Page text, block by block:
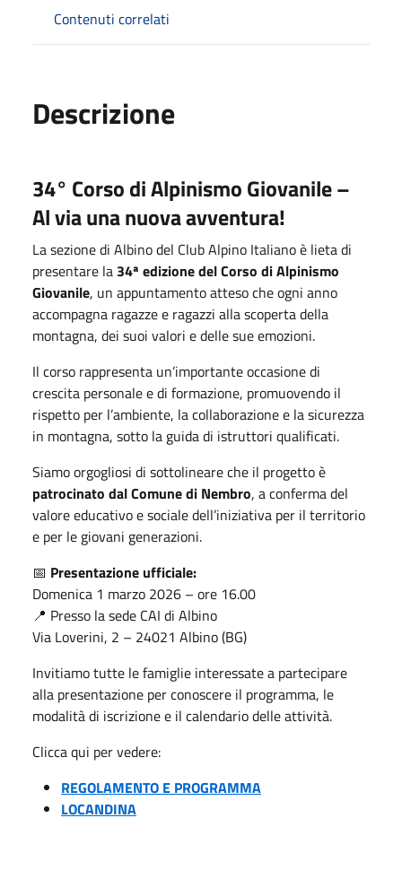
Contenuti correlati
Descrizione
34° Corso di Alpinismo Giovanile –
Al via una nuova avventura!
La sezione di Albino del Club Alpino Italiano è lieta di
presentare la 34ª edizione del Corso di Alpinismo
Giovanile, un appuntamento atteso che ogni anno
accompagna ragazze e ragazzi alla scoperta della
montagna, dei suoi valori e delle sue emozioni.
Il corso rappresenta un’importante occasione di
crescita personale e di formazione, promuovendo il
rispetto per l’ambiente, la collaborazione e la sicurezza
in montagna, sotto la guida di istruttori qualificati.
Siamo orgogliosi di sottolineare che il progetto è
patrocinato dal Comune di Nembro, a conferma del
valore educativo e sociale dell’iniziativa per il territorio
e per le giovani generazioni.
📅 Presentazione ufficiale:
Domenica 1 marzo 2026 – ore 16.00
📍 Presso la sede CAI di Albino
Via Loverini, 2 – 24021 Albino (BG)
Invitiamo tutte le famiglie interessate a partecipare
alla presentazione per conoscere il programma, le
modalità di iscrizione e il calendario delle attività.
Clicca qui per vedere:
REGOLAMENTO E PROGRAMMA
LOCANDINA